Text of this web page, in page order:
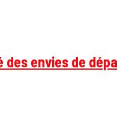
envies de